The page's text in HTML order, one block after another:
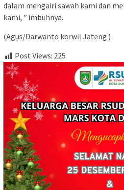
dalam mengairi sawah kami dan
kami, ” imbuhnya.
(Agus/Darwanto korwil Jateng )
Post Views: 225